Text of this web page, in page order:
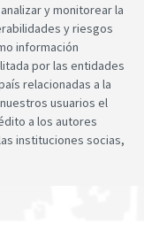
y monitorear la
y riesgos
información
por las entidades
relacionadas a la
usuarios el
a los autores
instituciones socias,